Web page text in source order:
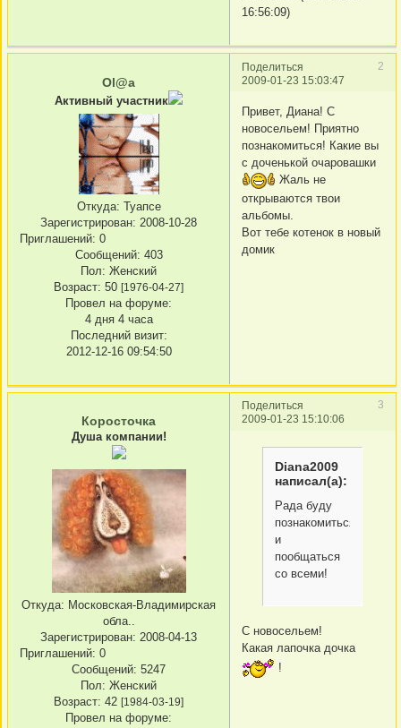
16:56:09)
Поделиться
2
2009-01-23 15:03:47
Ol@a
Активный участник
Откуда: Туапсе
Зарегистрирован: 2008-10-28
Приглашений: 0
Сообщений: 403
Пол: Женский
Возраст: 50 [1976-04-27]
Провел на форуме:
4 дня 4 часа
Последний визит:
2012-12-16 09:54:50
Привет, Диана! С
новосельем! Приятно
познакомиться! Какие вы
с доченькой очаровашки
Жаль не
открываются твои
альбомы.
Вот тебе котенок в новый
домик
Поделиться
3
2009-01-23 15:10:06
Коросточка
Душа компании!
Откуда: Московская-Владимирская
обла..
Зарегистрирован: 2008-04-13
Приглашений: 0
Сообщений: 5247
Пол: Женский
Возраст: 42 [1984-03-19]
Провел на форуме:
Diana2009
написал(а):
Рада буду
познакомиться
и
пообщаться
со всеми!
С новосельем!
Какая лапочка дочка
!